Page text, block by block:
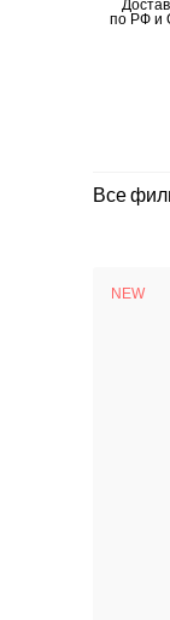
по РФ и
Все
NEW